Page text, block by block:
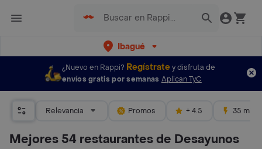
Ibagué
¿Nuevo en Rappi? Regístratey disfruta de
envíos gratis por semanas Aplican TyC
Relevancia Promos + 4.5 35 mins
Mejores 54 restaurantes de Desayunos